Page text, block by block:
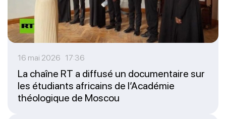
16 mai 2026 17:36
La chaîne RT a diffusé un documentaire sur
les étudiants africains de l’Académie
théologique de Moscou